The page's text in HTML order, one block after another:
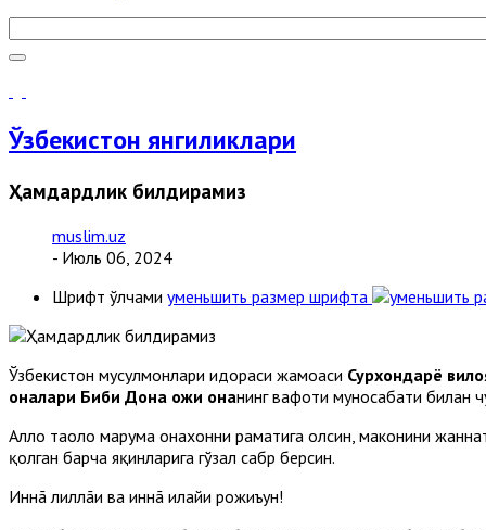
Ўзбекистон янгиликлари
Ҳамдардлик билдирамиз
muslim.uz
- Июль 06, 2024
Шрифт ўлчами уменьшить размер шрифта
Ўзбекистон мусулмонлари идораси жамоаси Сурхондарё
оналари Биби Дона ҳожи онанинг вафоти муносабати билан
Аллоҳ таоло марҳума онахонни раҳматига олсин, маконини
қолган барча яқинларига гўзал сабр берсин.
Иннã лиллãҳи ва иннã илайҳи рожиъун!